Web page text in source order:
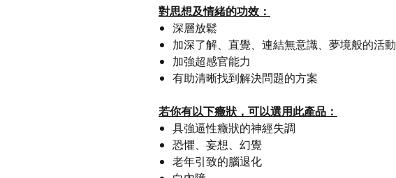
對思想及情緒的功效：
深層放鬆
加深了解、直覺、連結無意識、夢境般的活動
加強超感官能力
有助清晰找到解決問題的方案
若你有以下癥狀，可以選用此產品：
具強逼性癥狀的神經失調
恐懼、妄想、幻覺
老年引致的腦退化